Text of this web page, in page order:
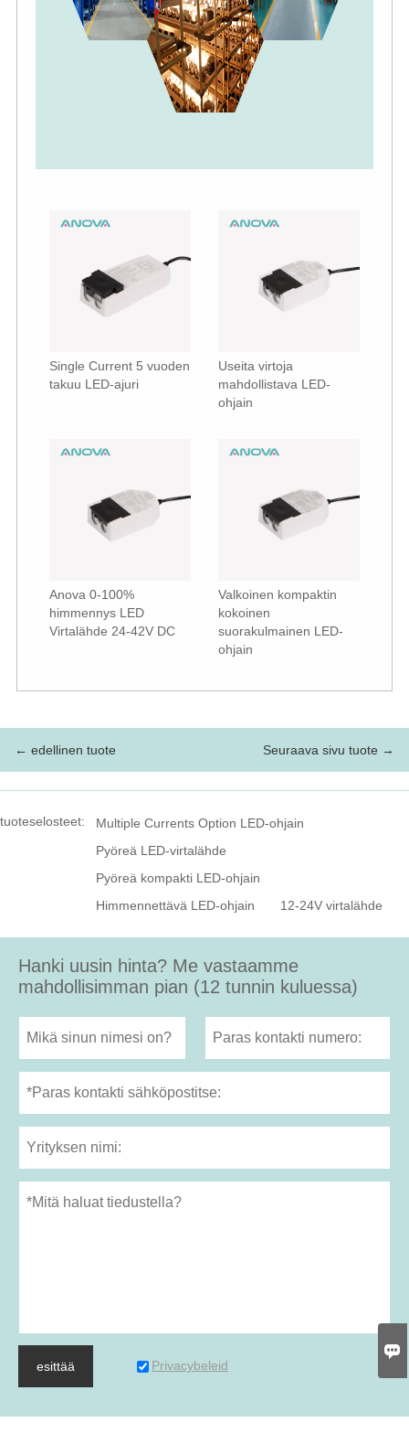
Single Current 5 vuoden
takuu LED-ajuri
Useita virtoja
mahdollistava LED-
ohjain
Anova 0-100%
himmennys LED
Virtalähde 24-42V DC
Valkoinen kompaktin
kokoinen
suorakulmainen LED-
ohjain
← edellinen tuote Seuraava sivu tuote →
tuoteselosteet:
Multiple Currents Option LED-ohjain
Pyöreä LED-virtalähde
Pyöreä kompakti LED-ohjain
Himmennettävä LED-ohjain
12-24V virtalähde
Hanki uusin hinta? Me vastaamme
mahdollisimman pian (12 tunnin kuluessa)
esittää Privacybeleid
